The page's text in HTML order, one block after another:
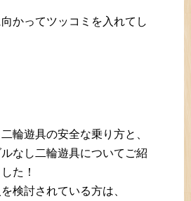
かってツッコミを入れてし
輪遊具の安全な乗り方と、
なし二輪遊具についてご紹
た！
検討されている方は、